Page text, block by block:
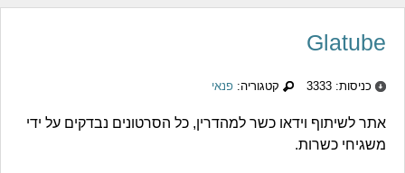
Glatube
כניסות: 3333 קטגוריה: פנאי
אתר לשיתוף וידאו כשר למהדרין, כל הסרטונים נבדקים על ידי
משגיחי כשרות.